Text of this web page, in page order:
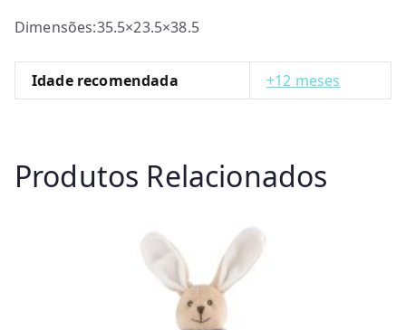
Dimensões:35.5×23.5×38.5
Idade recomendada +12 meses
Produtos Relacionados